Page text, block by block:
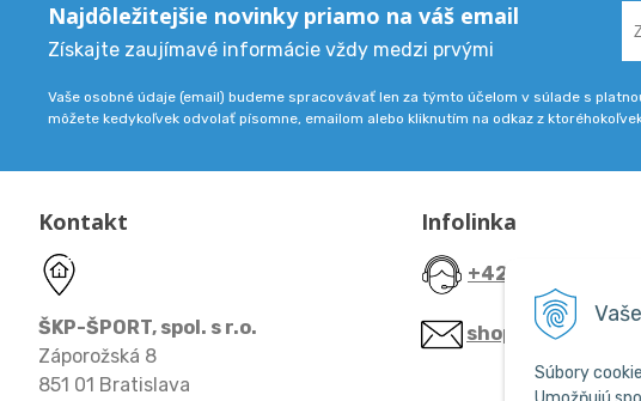
Súbory
Najdôležitejšie novinky priamo na váš email
Získajte zaujímavé informácie vždy medzi prvými
Vaše osobné údaje (email) budeme spracovávať len za týmto účelom v súlade s
môžete kedykoľvek odvolať písomne, emailom alebo kliknutím na odkaz z
Kontakt
ŠKP-ŠPORT, spol. s r.o.
Záporožská 8
851 01 Bratislava
Infolinka
+421 918 800 200
shop@skpba.sk